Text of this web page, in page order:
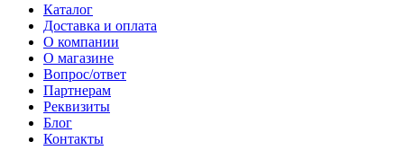
Каталог
Доставка и оплата
О компании
О магазине
Вопрос/ответ
Партнерам
Реквизиты
Блог
Контакты